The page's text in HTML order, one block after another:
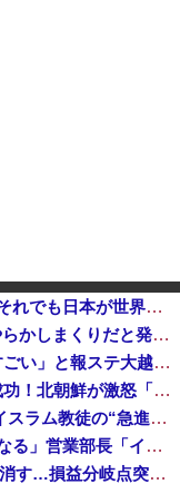
石油もない、鉄もない、国土の7割は山…それでも日本が世界屈指の経済大国になれた「勤勉さ」以外の勝因！
W杯アジア予選等で韓国サッカー協会がやらかしまくりだと発覚、「いきなり共同開催になったしな」と日韓共
「マスコミの立ち位置の勘違いっぷりがすごい」と報ステ大越キャスターの台詞に視聴者絶句、高市とトランプを同列視させようという思惑がひしひしと他
日本が長距離巡航ミサイルの試験発射に成功！北朝鮮が激怒「日本が戦争国家になろうとしている」「絶対に傍観しない、必ず後悔させる」
アメリカ・ミシガン州の民主党予備選挙 イスラム教徒の“急進左派”候補が勝利確実に⋯トランプ氏は批判
日本「熊本地震」ハビタ「従業員2人亡くなる」営業部長「イオンのスタッフに制止されなかった」日本「部長が連絡後の店員行動を証言（謎」イオン「再入館可能の事実ない」→
K-POPアイドルの約半数が3年後には姿を消す…損益分岐点突破は4％未満